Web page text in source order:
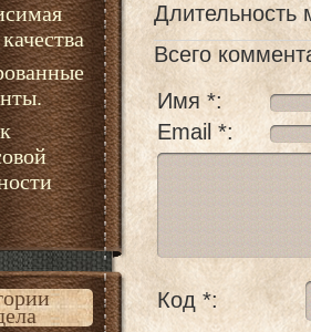
Длительность
Всего
Имя *:
Email *:
Код *: